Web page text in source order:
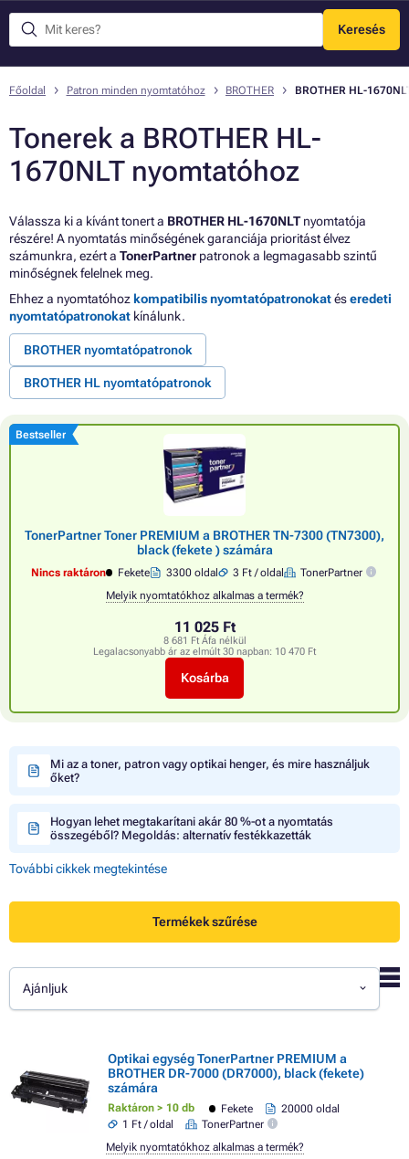
Keresés
Menü
Főoldal Patron minden nyomtatóhoz BROTHER BROTHER HL-
Tonerek a BROTHER HL-
1670NLT nyomtatóhoz
Válassza ki a kívánt tonert a BROTHER HL-1670NLTnyomtatója
részére! A nyomtatás minőségének garanciája prioritást élvez
számunkra, ezért a TonerPartner patronok a legmagasabb szintű
minőségnek felelnek meg.
Ehhez a nyomtatóhoz kompatibilis nyomtatópatronokatéseredeti
nyomtatópatronokat kínálunk.
BROTHER nyomtatópatronok
BROTHER HL nyomtatópatronok
Bestseller
TonerPartner Toner PREMIUM a BROTHER TN-7300 (TN7300),
black (fekete ) számára
Nincs raktáron Fekete 3300 oldal 3 Ft / oldal
TonerPartner
Melyik nyomtatókhoz alkalmas a termék?
11 025 Ft
8 681 Ft Áfa nélkül
Legalacsonyabb ár az elmúlt 30 napban: 10 470 Ft
Kosárba
Mi az a toner, patron vagy optikai henger, és mire használjuk
őket?
Hogyan lehet megtakarítani akár 80 %-ot a nyomtatás
összegéből? Megoldás: alternatív festékkazetták
További cikkek megtekintése
Termékek szűrése
Ajánljuk
Optikai egység TonerPartner PREMIUM a
BROTHER DR-7000 (DR7000), black (fekete)
számára
Raktáron > 10 db Fekete
20000 oldal
1 Ft / oldal
TonerPartner
Melyik nyomtatókhoz alkalmas a termék?